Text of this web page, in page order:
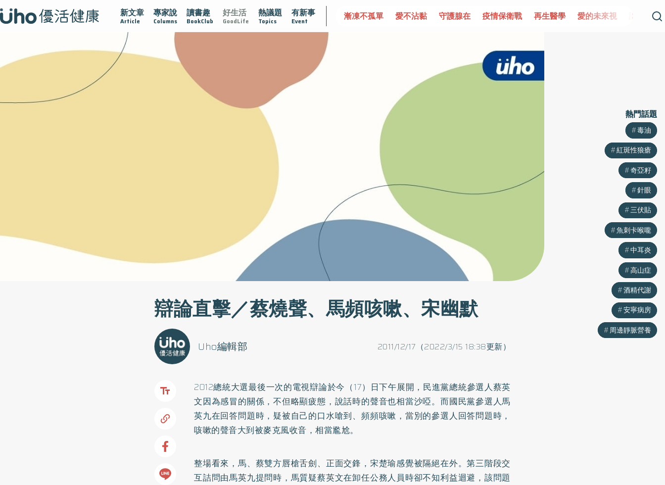
新文章
Article
專家說
Columns
讀書趣
BookClub
好生活
GoodLife
熱議題
Topics
有新事
Event
醫學 愛的未來視 認識攝護腺肥大 守護骨骼健康 達文西手術專欄 2025植牙指南 漸凍不孤單 愛不沾黏 守護腺在 疫情保衛戰 再生醫學 愛的未來視 認識攝護
辯論直擊／蔡燒聲、馬頻咳嗽、宋幽默
2011/12/17（2022/3/15 18:38更新）
Uho編輯部
2012總統大選最後一次的電視辯論於今（17）日下午展開，民進黨總統參選人蔡英
文因為感冒的關係，不但略顯疲態，說話時的聲音也相當沙啞。而國民黨參選人馬
英九在回答問題時，疑被自己的口水嗆到、頻頻咳嗽，當別的參選人回答問題時，
咳嗽的聲音大到被麥克風收音，相當尷尬。
整場看來，馬、蔡雙方唇槍舌劍、正面交鋒，宋楚瑜感覺被隔絕在外。第三階段交
互詰問由馬英九提問時，馬質疑蔡英文在卸任公務人員時卻不知利益迴避，該問題
熱門話題
毒油
紅斑性狼瘡
奇亞籽
針眼
三伏貼
魚刺卡喉嚨
中耳炎
高山症
酒精代謝
安寧病房
周邊靜脈營養
熱門話題
毒油
紅斑性狼瘡
奇亞籽
針眼
三伏貼
魚刺卡喉嚨
中耳炎
高山症
酒精代謝
安寧病房
周邊靜脈營養